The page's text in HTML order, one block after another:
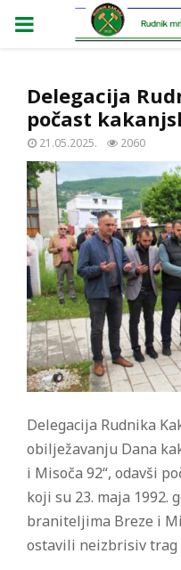
PRIMARY
Delegacija
počast
21.05.2025. 2060
Delegacija Rudnika
obilježavanju Dana
i Misoča 92“, odavši
koji su 23. maja 1992.
braniteljima Breze i
ostavili neizbrisiv